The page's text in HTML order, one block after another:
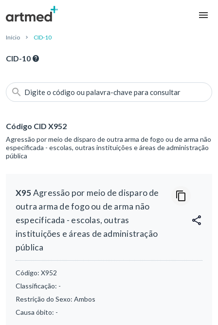
Início CID-10
CID-10
Digite o código ou palavra-chave para consultar
Código CID X952
Agressão por meio de disparo de outra arma de fogo ou de arma não
especificada - escolas, outras instituições e áreas de administração
pública
X95Agressão por meio de disparo de
outra arma de fogo ou de arma não
especificada - escolas, outras
instituições e áreas de administração
pública
Código: X952
Classificação: -
Restrição do Sexo: Ambos
Causa óbito: -